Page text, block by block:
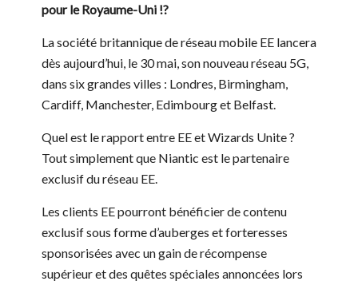
pour le Royaume-Uni !?
La société britannique de réseau mobile EE lancera
dès aujourd’hui, le 30 mai, son nouveau réseau 5G,
dans six grandes villes : Londres, Birmingham,
Cardiff, Manchester, Edimbourg et Belfast.
Quel est le rapport entre EE et Wizards Unite ?
Tout simplement que Niantic est le partenaire
exclusif du réseau EE.
Les clients EE pourront bénéficier de contenu
exclusif sous forme d’auberges et forteresses
sponsorisées avec un gain de récompense
supérieur et des quêtes spéciales annoncées lors